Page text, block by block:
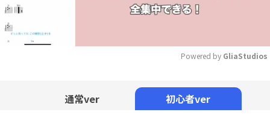
Powered by GliaStudios
通常ver 初心者ver